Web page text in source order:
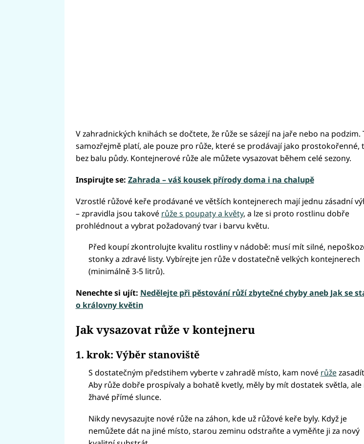
V zahradnických knihách se dočtete, že růže se sázejí na jaře nebo na podzim.
samozřejmě platí, ale pouze pro růže, které se prodávají jako prostokořenné,
bez balu půdy. Kontejnerové růže ale můžete vysazovat během celé sezony.
Inspirujte se: Zahrada – váš kousek přírody doma i na chalupě
Vzrostlé růžové keře prodávané ve větších kontejnerech mají jednu zásadní
– zpravidla jsou takové růže s poupaty a květy, a lze si proto rostlinu dobře
prohlédnout a vybrat požadovaný tvar i barvu květu.
Před koupí zkontrolujte kvalitu rostliny v nádobě: musí mít silné,
stonky a zdravé listy. Vybírejte jen růže v dostatečně velkých kontejnerech
(minimálně 3-5 litrů).
Nenechte si ujít: Nedělejte při pěstování růží zbytečné chyby aneb Jak se
o královny květin
Jak vysazovat růže v kontejneru
1. krok: Výběr stanoviště
S dostatečným předstihem vyberte v zahradě místo, kam nové růže
Aby růže dobře prospívaly a bohatě kvetly, měly by mít dostatek světla, ale
žhavé přímé slunce.
Nikdy nevysazujte nové růže na záhon, kde už růžové keře byly. Když je
nemůžete dát na jiné místo, starou zeminu odstraňte a vyměňte ji za nový